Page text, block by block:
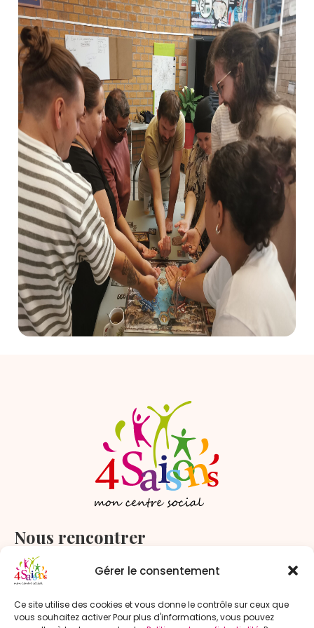
Gérer le consentement
Ce site utilise des cookies et vous donne le contrôle sur ceux que
vous souhaitez activer Pour plus d'informations, vous pouvez
Nous rencontrer
1 rue du Maréchal Joffre
59280 Armentières